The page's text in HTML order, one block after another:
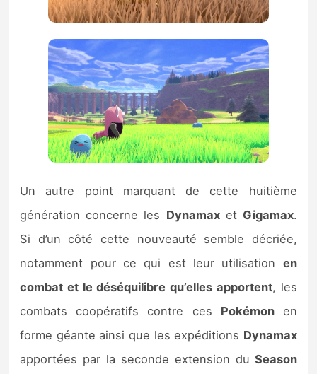
Un autre point marquant de cette huitième
génération concerne les Dynamaxet Gigamax.
Si d’un côté cette nouveauté semble décriée,
notamment pour ce qui est leur utilisation en
combat et le déséquilibre qu’elles apportent, les
combats coopératifs contre ces Pokémonen
forme géante ainsi que les expéditions Dynamax
apportées par la seconde extension du Season